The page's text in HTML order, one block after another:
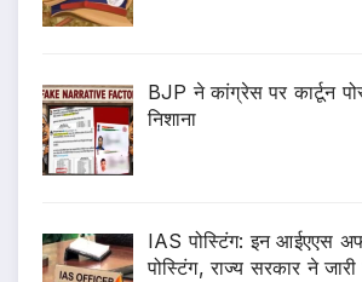
BJP ने कांग्रेस पर कार्टून
निशाना
IAS पोस्टिंग: इन आईएएस
पोस्टिंग, राज्य सरकार ने